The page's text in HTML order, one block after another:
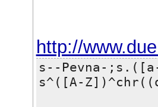
http://
s--Pevna-
s^([A-